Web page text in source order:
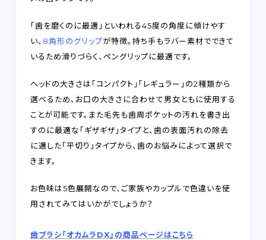
「歯を磨くのに最適」 といわれる45度の角度に傾けやす
い、 8角形のグリップが特徴。持ち手もラバー素材でできて
いるため滑りづらく、ペングリップに最適です。
ヘッドの大きさは「コンパクト」「レギュラー」の2種類から
選べるため、お口の大きさに合わせて男女ともに使用する
ことが可能です。また毛先も歯周ポケットの汚れを書き出
すのに最適な 「ギザギザ」タイプ と、歯の表面汚れの除去
に適した「平切り」タイプから、歯のお悩みによって選択で
きます。
お色味は5色展開なので、ご家族やカップルで色違いを使
用されてみてはいかがでしょうか？
歯ブラシ「オカムラDX」の商品ページはこちら